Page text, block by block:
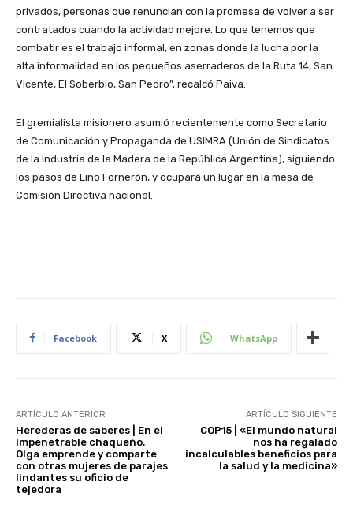
privados, personas que renuncian con la promesa de volver a ser
contratados cuando la actividad mejore. Lo que tenemos que
combatir es el trabajo informal, en zonas donde la lucha por la
alta informalidad en los pequeños aserraderos de la Ruta 14, San
Vicente, El Soberbio, San Pedro”, recalcó Paiva.
El gremialista misionero asumió recientemente como Secretario
de Comunicación y Propaganda de USIMRA (Unión de Sindicatos
de la Industria de la Madera de la República Argentina), siguiendo
los pasos de Lino Fornerón, y ocupará un lugar en la mesa de
Comisión Directiva nacional.
Facebook X WhatsApp
ARTÍCULO ANTERIOR
Herederas de saberes | En el
Impenetrable chaqueño,
Olga emprende y comparte
con otras mujeres de parajes
lindantes su oficio de
tejedora
ARTÍCULO SIGUIENTE
COP15 | «El mundo natural
nos ha regalado
incalculables beneficios para
la salud y la medicina»